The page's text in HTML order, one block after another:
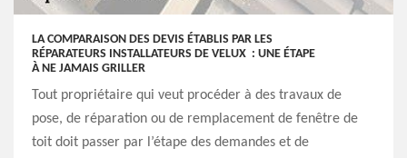
LA COMPARAISON DES DEVIS ÉTABLIS PAR LES
RÉPARATEURS INSTALLATEURS DE VELUX : UNE ÉTAPE
À NE JAMAIS GRILLER
Tout propriétaire qui veut procéder à des travaux de
pose, de réparation ou de remplacement de fenêtre de
toit doit passer par l’étape des demandes et de